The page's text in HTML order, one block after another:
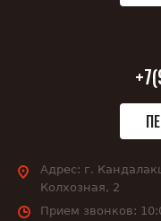
Адрес: г.
Колхозная, 2
Прием звонков: